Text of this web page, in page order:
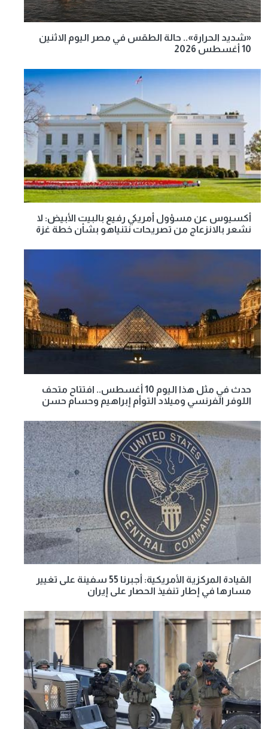
«شديد الحرارة».. حالة الطقس في مصر اليوم الاثنين
10 أغسطس 2026
أكسيوس عن مسؤول أمريكي رفيع بالبيت الأبيض: لا
نشعر بالانزعاج من تصريحات نتنياهو بشأن خطة غزة
حدث في مثل هذا اليوم 10 أغسطس.. افتتاح متحف
اللوفر الفرنسي وميلاد التوأم إبراهيم وحسام حسن
القيادة المركزية الأمريكية: أجبرنا 55 سفينة على تغيير
مسارها في إطار تنفيذ الحصار على إيران